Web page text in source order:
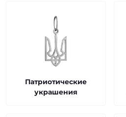
Патриотические
украшения